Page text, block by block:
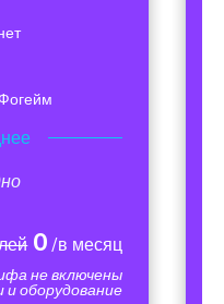
0 /в месяц
не включены
и оборудование